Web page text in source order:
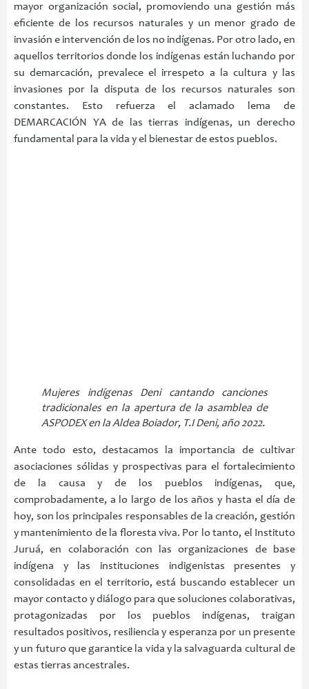
mayor organización social, promoviendo una gestión más
eficiente de los recursos naturales y un menor grado de
invasión e intervención de los no indígenas. Por otro lado, en
aquellos territorios donde los indígenas están luchando por
su demarcación, prevalece el irrespeto a la cultura y las
invasiones por la disputa de los recursos naturales son
constantes. Esto refuerza el aclamado lema de
DEMARCACIÓN YA de las tierras indígenas, un derecho
fundamental para la vida y el bienestar de estos pueblos.
Mujeres indígenas Deni cantando canciones
tradicionales en la apertura de la asamblea de
ASPODEX en la Aldea Boiador, T.I Deni, año 2022.
Ante todo esto, destacamos la importancia de cultivar
asociaciones sólidas y prospectivas para el fortalecimiento
de la causa y de los pueblos indígenas, que,
comprobadamente, a lo largo de los años y hasta el día de
hoy, son los principales responsables de la creación, gestión
y mantenimiento de la floresta viva. Por lo tanto, el Instituto
Juruá, en colaboración con las organizaciones de base
indígena y las instituciones indigenistas presentes y
consolidadas en el territorio, está buscando establecer un
mayor contacto y diálogo para que soluciones colaborativas,
protagonizadas por los pueblos indígenas, traigan
resultados positivos, resiliencia y esperanza por un presente
y un futuro que garantice la vida y la salvaguarda cultural de
estas tierras ancestrales.